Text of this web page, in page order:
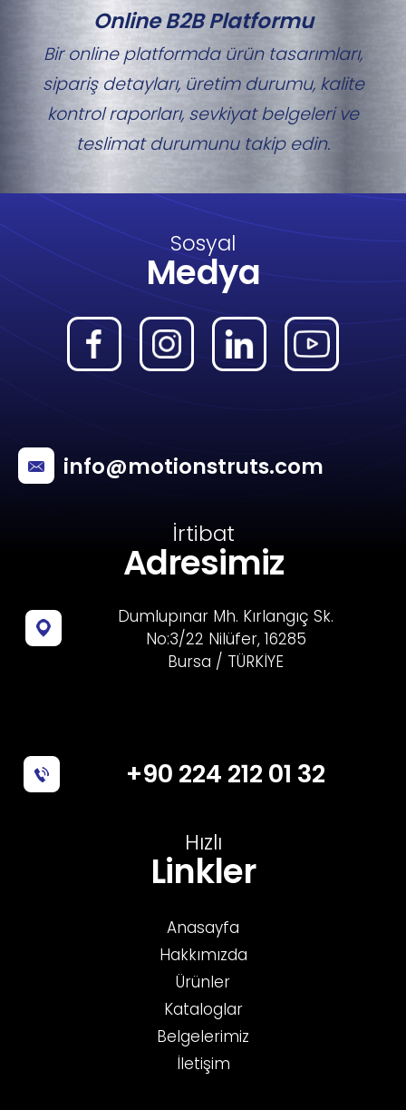
Online B2B Platformu
Bir online platformda ürün tasarımları,
sipariş detayları, üretim durumu, kalite
kontrol raporları, sevkiyat belgeleri ve
teslimat durumunu takip edin.
Sosyal
Medya
info@motionstruts.com
İrtibat
Adresimiz
Dumlupınar Mh. Kırlangıç Sk.
No:3/22 Nilüfer, 16285
Bursa / TÜRKİYE
+90 224 212 01 32
Hızlı
Linkler
Anasayfa
Hakkımızda
Ürünler
Kataloglar
Belgelerimiz
İletişim